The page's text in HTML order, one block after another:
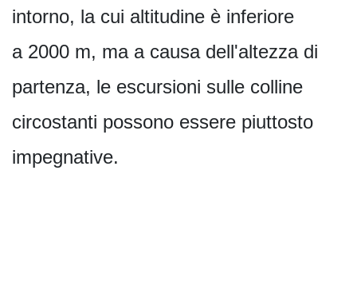
intorno, la cui altitudine è inferiore
a 2000 m, ma a causa dell'altezza di
partenza, le escursioni sulle colline
circostanti possono essere piuttosto
impegnative.